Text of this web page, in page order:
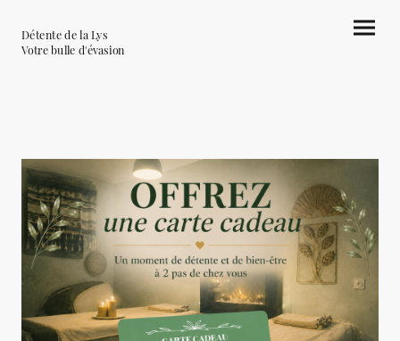
Détente de la Lys
Votre bulle d'évasion